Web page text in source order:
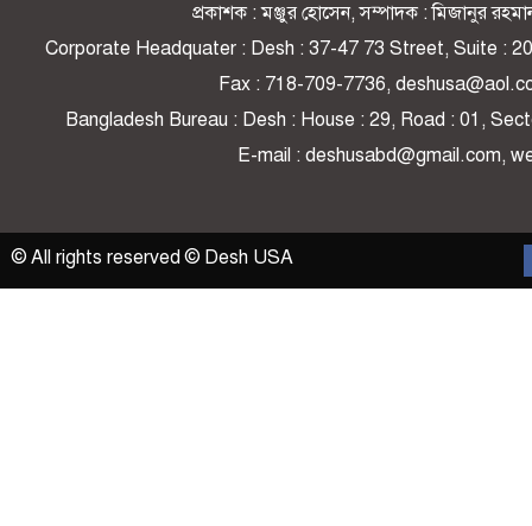
প্রকাশক : মঞ্জুর হোসেন, সম্পাদক : মিজানুর
Corporate Headquater : Desh : 37-47 73 Street, Suite :
Fax : 718-709-7736,
Bangladesh Bureau : Desh : House : 29, Road : 01,
E-mail : deshusabd@gmail.com,
© All rights reserved © Desh USA